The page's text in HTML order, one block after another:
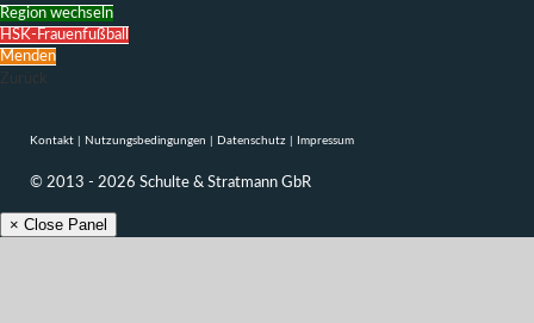
Region wechseln
HSK-Frauenfußball
Menden
Zurück
Kontakt Nutzungsbedingungen Datenschutz Impressum
© 2013 - 2026 Schulte & Stratmann GbR
× Close Panel